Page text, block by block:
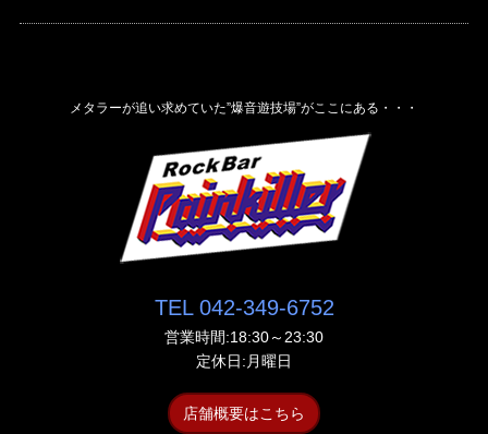
メタラーが追い求めていた”爆音遊技場”がここにある・・・
TEL 042-349-6752
営業時間:18:30～23:30
定休日:月曜日
店舗概要はこちら